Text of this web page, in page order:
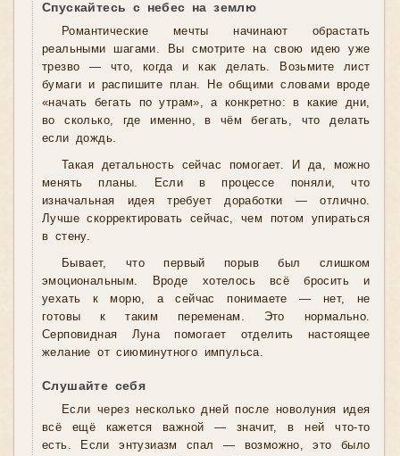
Спускайтесь с небес на землю
Романтические мечты начинают обрастать
реальными шагами. Вы смотрите на свою идею уже
трезво — что, когда и как делать. Возьмите лист
бумаги и распишите план. Не общими словами вроде
«начать бегать по утрам», а конкретно: в какие дни,
во сколько, где именно, в чём бегать, что делать
если дождь.
Такая детальность сейчас помогает. И да, можно
менять планы. Если в процессе поняли, что
изначальная идея требует доработки — отлично.
Лучше скорректировать сейчас, чем потом упираться
в стену.
Бывает, что первый порыв был слишком
эмоциональным. Вроде хотелось всё бросить и
уехать к морю, а сейчас понимаете — нет, не
готовы к таким переменам. Это нормально.
Серповидная Луна помогает отделить настоящее
желание от сиюминутного импульса.
Слушайте себя
Если через несколько дней после новолуния идея
всё ещё кажется важной — значит, в ней что-то
есть. Если энтузиазм спал — возможно, это было